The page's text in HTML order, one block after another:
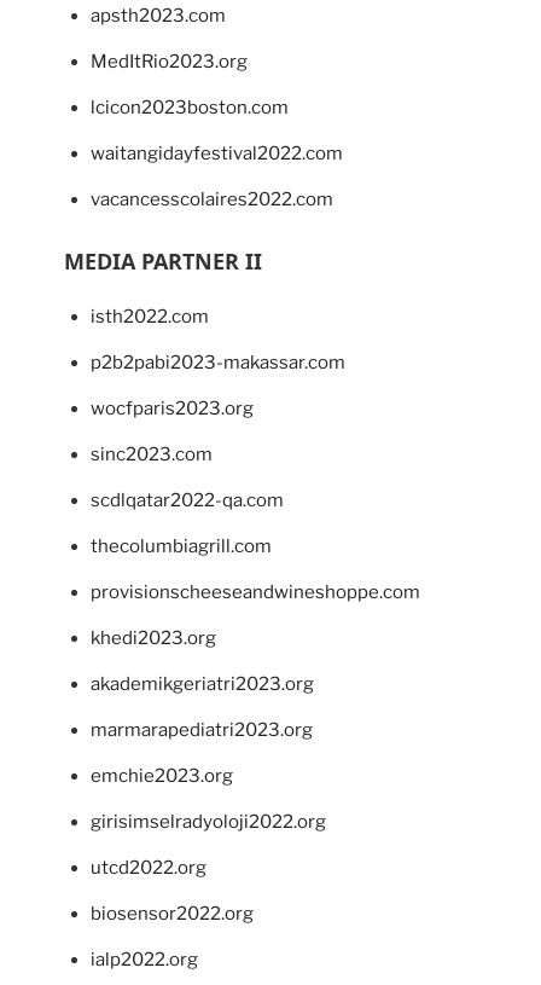
apsth2023.com
MedItRio2023.org
lcicon2023boston.com
waitangidayfestival2022.com
vacancesscolaires2022.com
MEDIA PARTNER II
isth2022.com
p2b2pabi2023-makassar.com
wocfparis2023.org
sinc2023.com
scdlqatar2022-qa.com
thecolumbiagrill.com
provisionscheeseandwineshoppe.com
khedi2023.org
akademikgeriatri2023.org
marmarapediatri2023.org
emchie2023.org
girisimselradyoloji2022.org
utcd2022.org
biosensor2022.org
ialp2022.org